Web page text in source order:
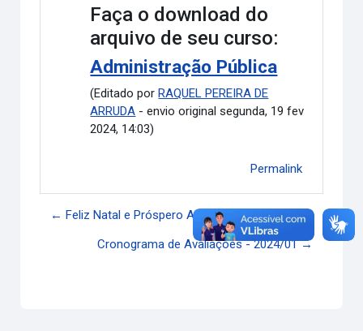
Faça o download do
arquivo de seu curso:
Administração Pública
(Editado porRAQUEL PEREIRA DE
ARRUDA - envio original segunda, 19 fev
2024, 14:03)
Permalink
← Feliz Natal e Próspero Ano Novo
Cronograma de Avaliações - 2024/01 →